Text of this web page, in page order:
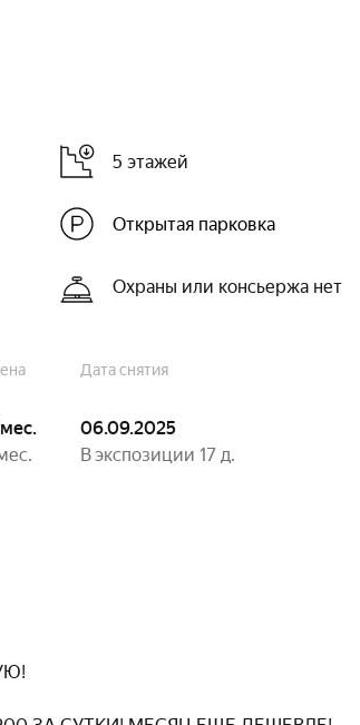
5 этажей
Открытая парковка
Охраны или консьержа нет
Дата снятия
06.09.2025
В экспозиции 17 д.